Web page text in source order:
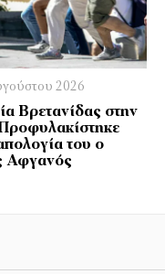
2026
Βρετανίδας στην
του ο
Αφγανός